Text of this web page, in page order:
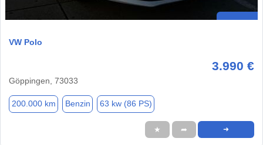
VW Polo
3.990 €
Göppingen, 73033
200.000 km Benzin 63 kw (86 PS)
★ ➦ ➜